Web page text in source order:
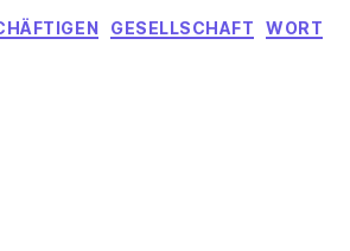
Kategorien
GESELLSCHAFT WORT